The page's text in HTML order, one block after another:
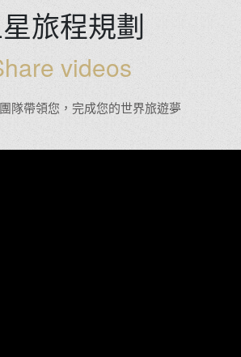
旅程規劃
videos
隊帶領您，完成您的世界旅遊夢